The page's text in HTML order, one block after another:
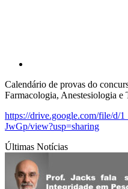
Calendário de provas do
Farmacologia, Anestesiologia e
https://drive.google.com/file/d/
JwGp/view?usp=sharing
Últimas Notícias